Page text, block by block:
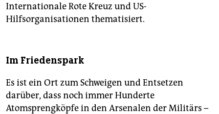
Internationale Rote Kreuz und US-
Hilfsorganisationen thematisiert.
Im Friedenspark
Es ist ein Ort zum Schweigen und Entsetzen
darüber, dass noch immer Hunderte
Atomsprengköpfe in den Arsenalen der Militärs –